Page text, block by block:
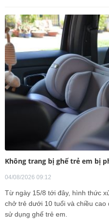
Không trang bị ghế trẻ em bị
04/08/2026 09:12
Từ ngày 15/8 tới đây, hình thức
chở trẻ dưới 10 tuổi và chiều
sử dụng ghế trẻ em.